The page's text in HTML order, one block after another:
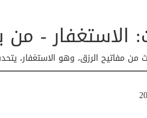
الاستغفار - من
من مفاتيح الرزق، وهو الاستغفار،